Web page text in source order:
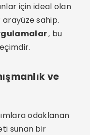
için ideal olan
arayüze sahip.
, bu
ve
odaklanan
sunan bir